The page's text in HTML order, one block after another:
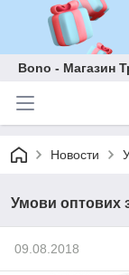
Bono - Магазин
Новости
Умови оптових
09.08.2018